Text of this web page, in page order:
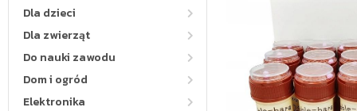
Dla dzieci
Dla zwierząt
Do nauki zawodu
Dom i ogród
Elektronika